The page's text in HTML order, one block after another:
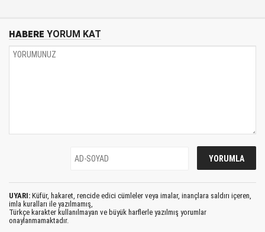
HABERE YORUM KAT
UYARI: Küfür, hakaret, rencide edici cümleler veya imalar, inançlara saldırı içeren,
imla kuralları ile yazılmamış,
Türkçe karakter kullanılmayan ve büyük harflerle yazılmış yorumlar
onaylanmamaktadır.